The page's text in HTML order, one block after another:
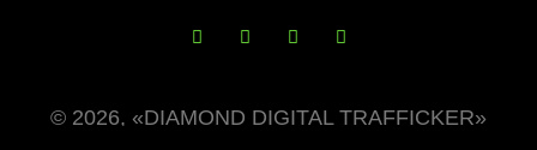
© 2026, «DIAMOND DIGITAL TRAFFICKER»